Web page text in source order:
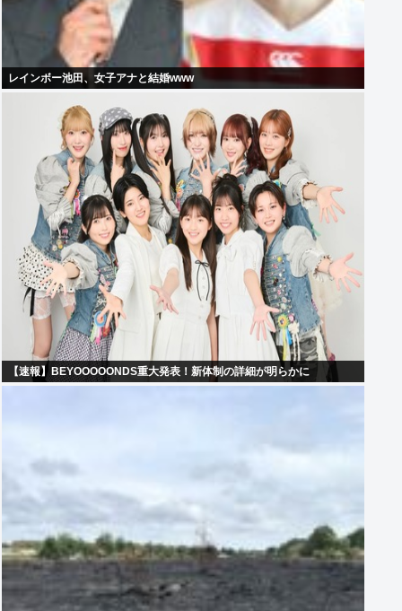
レインボー池田、女子アナと結婚www
【速報】BEYOOOOONDS重大発表！新体制の詳細が明らかに